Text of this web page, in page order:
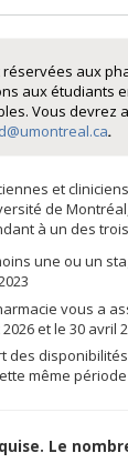
aux
aux étudiants
Vous devrez
.
et
de
à un des
une ou un
vous a
et le 30 avril
des
même période
Le